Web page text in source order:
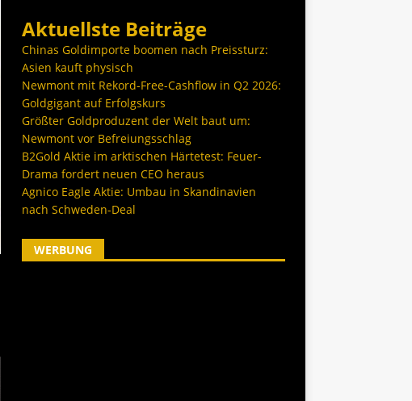
Aktuellste Beiträge
Chinas Goldimporte boomen nach Preissturz:
Asien kauft physisch
Newmont mit Rekord-Free-Cashflow in Q2 2026:
Goldgigant auf Erfolgskurs
Größter Goldproduzent der Welt baut um:
Newmont vor Befreiungsschlag
B2Gold Aktie im arktischen Härtetest: Feuer-
Drama fordert neuen CEO heraus
Agnico Eagle Aktie: Umbau in Skandinavien
nach Schweden-Deal
WERBUNG